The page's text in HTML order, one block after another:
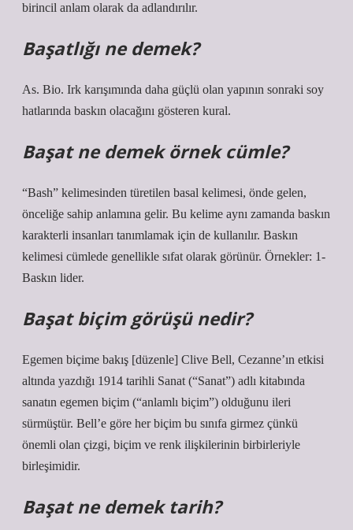
birincil anlam olarak da adlandırılır.
Başatlığı ne demek?
As. Bio. Irk karışımında daha güçlü olan yapının sonraki soy
hatlarında baskın olacağını gösteren kural.
Başat ne demek örnek cümle?
“Bash” kelimesinden türetilen basal kelimesi, önde gelen,
önceliğe sahip anlamına gelir. Bu kelime aynı zamanda baskın
karakterli insanları tanımlamak için de kullanılır. Baskın
kelimesi cümlede genellikle sıfat olarak görünür. Örnekler: 1-
Baskın lider.
Başat biçim görüşü nedir?
Egemen biçime bakış [düzenle] Clive Bell, Cezanne’ın etkisi
altında yazdığı 1914 tarihli Sanat (“Sanat”) adlı kitabında
sanatın egemen biçim (“anlamlı biçim”) olduğunu ileri
sürmüştür. Bell’e göre her biçim bu sınıfa girmez çünkü
önemli olan çizgi, biçim ve renk ilişkilerinin birbirleriyle
birleşimidir.
Başat ne demek tarih?